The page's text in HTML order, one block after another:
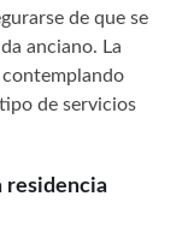
de que se
anciano. La
de servicios
residencia